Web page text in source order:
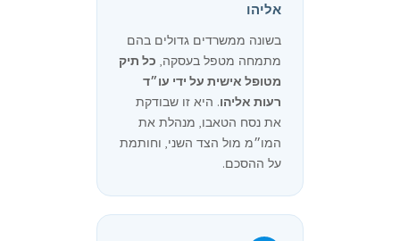
אליהו
בשונה ממשרדים גדולים בהם
מתמחה מטפל בעסקה, כל תיק
מטופל אישית על ידי עו״ד
רעות אליהו. היא זו שבודקת
את נסח הטאבו, מנהלת את
המו״מ מול הצד השני, וחותמת
על ההסכם.